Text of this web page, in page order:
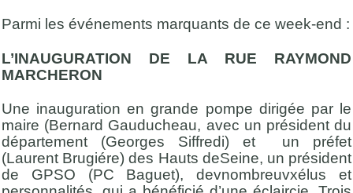
Parmi les événements marquants de ce week-end :
L’INAUGURATION DE LA RUE RAYMOND
MARCHERON
Une inauguration en grande pompe dirigée par le
maire (Bernard Gauducheau, avec un président du
département (Georges Siffredi) et un préfet
(Laurent Brugiére) des Hauts deSeine, un président
de GPSO (PC Baguet), devnombreuvxélus et